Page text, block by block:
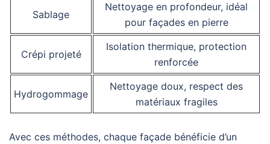
Sablage
Nettoyage en profondeur, idéal
pour façades en pierre
Crépi projeté
Isolation thermique, protection
renforcée
Hydrogommage
Nettoyage doux, respect des
matériaux fragiles
Avec ces méthodes, chaque façade bénéficie d’un